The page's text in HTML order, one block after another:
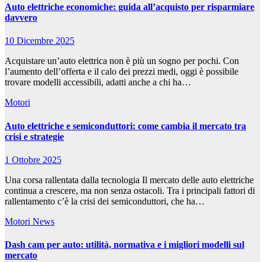
Auto elettriche economiche: guida all’acquisto per risparmiare
davvero
10 Dicembre 2025
Acquistare un’auto elettrica non è più un sogno per pochi. Con
l’aumento dell’offerta e il calo dei prezzi medi, oggi è possibile
trovare modelli accessibili, adatti anche a chi ha…
Motori
Auto elettriche e semiconduttori: come cambia il mercato tra
crisi e strategie
1 Ottobre 2025
Una corsa rallentata dalla tecnologia Il mercato delle auto elettriche
continua a crescere, ma non senza ostacoli. Tra i principali fattori di
rallentamento c’è la crisi dei semiconduttori, che ha…
Motori News
Dash cam per auto: utilità, normativa e i migliori modelli sul
mercato